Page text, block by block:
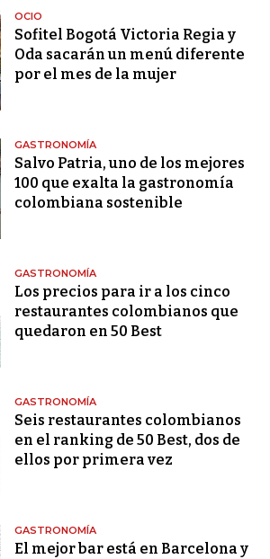
OCIO
Sofitel Bogotá Victoria Regia y
Oda sacarán un menú diferente
por el mes de la mujer
GASTRONOMÍA
Salvo Patria, uno de los mejores
100 que exalta la gastronomía
colombiana sostenible
GASTRONOMÍA
Los precios para ir a los cinco
restaurantes colombianos que
quedaron en 50 Best
GASTRONOMÍA
Seis restaurantes colombianos
en el ranking de 50 Best, dos de
ellos por primera vez
GASTRONOMÍA
El mejor bar está en Barcelona y